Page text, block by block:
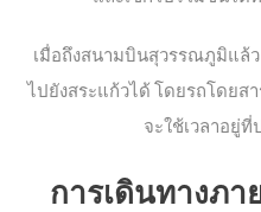
เมื่อถึงสนามบินสุวรรณภูมิแล้
ไปยังสระแก้วได้ โดยรถโดยส
จะใช้เวลาอยู่
การเดินทางภา